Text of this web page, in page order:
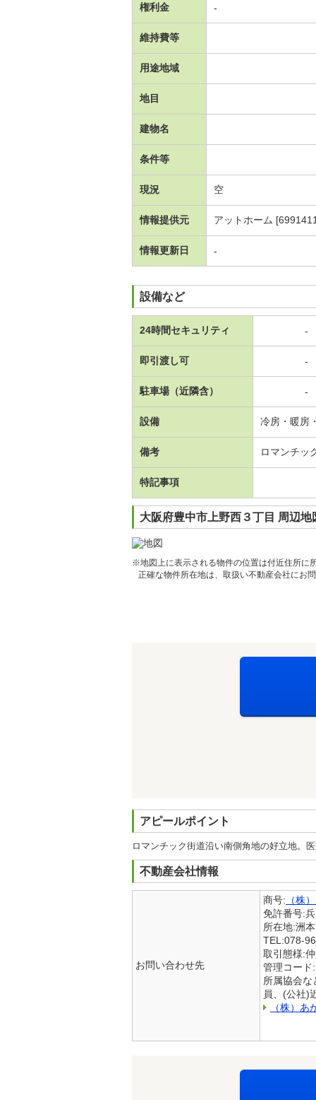
権利金 -
維持費等
用途地域
地目
建物名
条件等
現況 空
情報提供元 アットホーム
情報更新日 -
設備など
24時間セキュリティ -
即引渡し可 -
駐車場（近隣含） -
設備 冷房・暖房
備考 ロマンチッ
特記事項
大阪府豊中市上野西３丁目 周辺地
※地図上に表示される物件の位置は付近住所に
正確な物件所在地は、取扱い不動産会社にお
アピールポイント
ロマンチック街道沿い南側角地の好立地。
不動産会社情報
お問い合わせ先
商号: （株
免許番号:
所在地:洲
TEL:078-
取引態様:
管理コード:
所属協会な
員、(公社)
（株）